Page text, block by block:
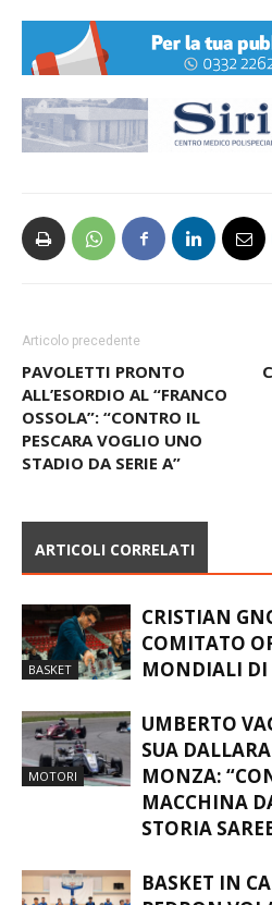
Articolo precedente
PAVOLETTI PRONTO
ALL’ESORDIO AL “FRANCO
OSSOLA”: “CONTRO IL
PESCARA VOGLIO UNO
STADIO DA SERIE A”
ARTICOLI CORRELATI
BASKET
CRISTIAN
COMITATO
MONDIALI DI
MOTORI
UMBERTO
SUA
MONZA:
MACCHINA
STORIA
BASKET IN